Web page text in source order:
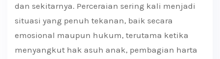
dan sekitarnya. Perceraian sering kali menjadi
situasi yang penuh tekanan, baik secara
emosional maupun hukum, terutama ketika
menyangkut hak asuh anak, pembagian harta